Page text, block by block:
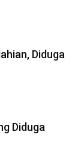
Diduga
Diduga